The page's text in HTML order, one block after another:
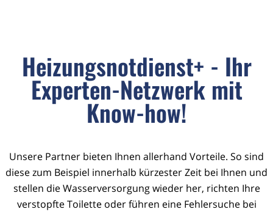
Heizungsnotdienst+ - Ihr
Experten-Netzwerk mit
Know-how!
Unsere Partner bieten Ihnen allerhand Vorteile. So sind
diese zum Beispiel innerhalb kürzester Zeit bei Ihnen und
stellen die Wasserversorgung wieder her, richten Ihre
verstopfte Toilette oder führen eine Fehlersuche bei